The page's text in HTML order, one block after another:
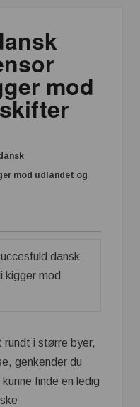
mod
mod udlandet og
rundt i større byer,
genkender du
finde en ledig